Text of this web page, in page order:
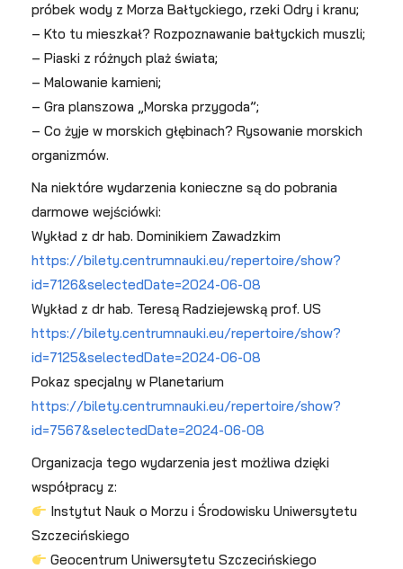
próbek wody z Morza Bałtyckiego, rzeki Odry i kranu;
– Kto tu mieszkał? Rozpoznawanie bałtyckich muszli;
– Piaski z różnych plaż świata;
– Malowanie kamieni;
– Gra planszowa „Morska przygoda”;
– Co żyje w morskich głębinach? Rysowanie morskich
organizmów.
Na niektóre wydarzenia konieczne są do pobrania
darmowe wejściówki:
Wykład z dr hab. Dominikiem Zawadzkim
https://bilety.centrumnauki.eu/repertoire/show?
id=7126&selectedDate=2024-06-08
Wykład z dr hab. Teresą Radziejewską prof. US
https://bilety.centrumnauki.eu/repertoire/show?
id=7125&selectedDate=2024-06-08
Pokaz specjalny w Planetarium
https://bilety.centrumnauki.eu/repertoire/show?
id=7567&selectedDate=2024-06-08
Organizacja tego wydarzenia jest możliwa dzięki
współpracy z:
Instytut Nauk o Morzu i Środowisku Uniwersytetu
Szczecińskiego
Geocentrum Uniwersytetu Szczecińskiego